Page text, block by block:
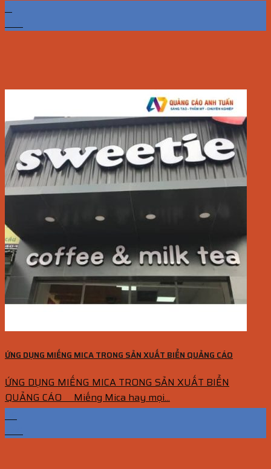
11
Th6
ỨNG DỤNG MIẾNG MICA TRONG SẢN XUẤT BIỂN QUẢNG CÁO
ỨNG DỤNG MIẾNG MICA TRONG SẢN XUẤT BIỂN
QUẢNG CÁO Miếng Mica hay mọi...
06
Th6